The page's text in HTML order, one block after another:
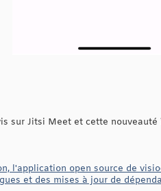
sur Jitsi Meet et cette nouveauté
l'application open source de
et des mises à jour de